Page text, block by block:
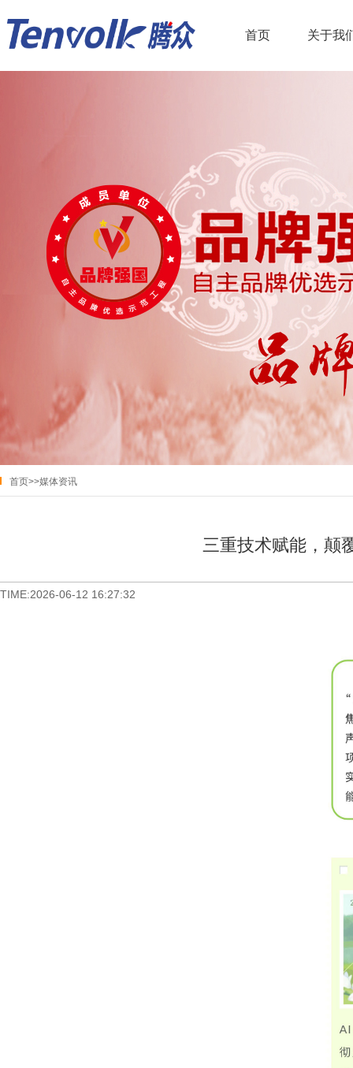
首页 关于我
首页>>媒体资讯
三重技术赋能，颠
TIME:2026-06-12 16:27:32